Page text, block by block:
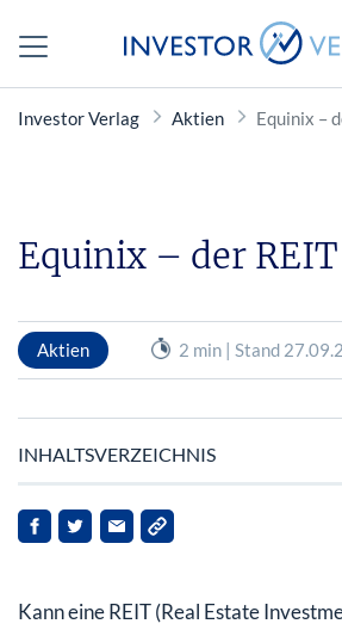
Investor Verlag Aktien Equinix –
Equinix – der
Aktien 2 min | Stand
INHALTSVERZEICHNIS
Was macht Equinix?
KI-Profiteur – ja oder nein?
Kann eine REIT (Real Estate